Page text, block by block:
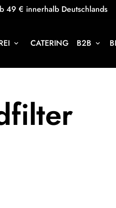
49 € innerhalb Deutschlands
keyboard_arrow_down CATERING B2B keyboard_arrow_down